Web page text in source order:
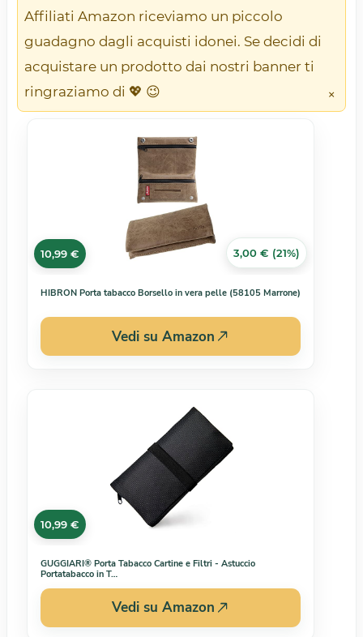
Affiliati Amazon riceviamo un piccolo
guadagno dagli acquisti idonei. Se decidi di
acquistare un prodotto dai nostri banner ti
ringraziamo di 💖 😉
×
10,99 € 3,00 € (21%)
HIBRON Porta tabacco Borsello in vera pelle (58105 Marrone)
Vedi su Amazon
10,99 €
GUGGIARI® Porta Tabacco Cartine e Filtri - Astuccio
Portatabacco in T…
Vedi su Amazon